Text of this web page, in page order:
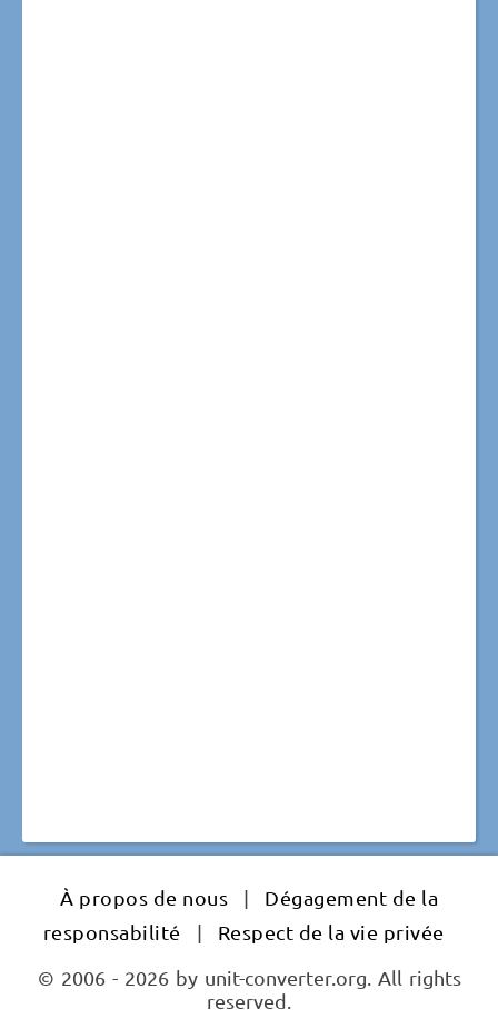
À propos de nous |
Dégagement de la
responsabilité
|
Respect de la vie privée
© 2006 - 2026 by unit-converter.org. All rights
reserved.